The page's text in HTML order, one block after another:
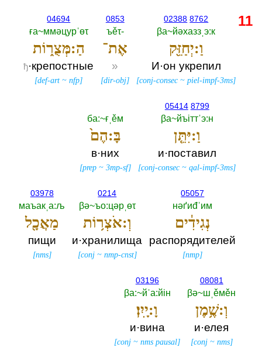
02388 8762
βа~йәхаззˌэ:к
וַ:יְחַזֵּ֖ק
И·он укрепил
[conj-consec ~piel-impf-3ms]
0853
ъěτ-‎
אֶת־
»
[dir-obj]
04694
ға~ммәцурˈөτ
הַ:מְּצֻר֑וֹת
ђ·крепостные
[def-art ~nfp]
05414 8799
βа~йъiттˈэ:н
וַ:יִּתֵּ֤ן
и·поставил
[conj-consec ~qal-impf-3ms]
ба:~ғˌěм
בָּ:הֶם֙
в·них
[prep ~3mp-sf]
05057
нәґиđˈим
נְגִידִ֔ים
распорядителей
[nmp]
0214
βә~ъо:цәрˌөτ
וְ:אֹצְר֥וֹת
и·хранилища
[conj~ nmp-cnst]
03978
маъакˌа:љ
מַאֲכָ֖ל
пищи
[nms]
08081
βә~шˌěмěн
וְ:שֶׁ֥מֶן
и·елея
[conj~ nms]
03196
βа:~йˈа:йiн
וָ:יָֽיִן׃
и·вина
[conj ~nms pausal]
11